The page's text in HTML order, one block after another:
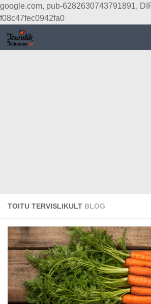
google.com, pub-6282630743791891,
f08c47fec0942fa0
Skip to content
TOITU TERVISLIKULT BLOG